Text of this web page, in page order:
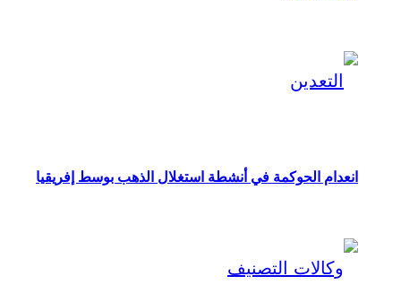
انعدام الحوكمة في أنشطة استغلال الذهب بوسط إفريقيا